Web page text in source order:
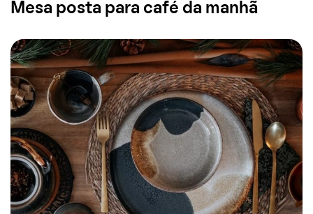
Mesa posta para café da manhã